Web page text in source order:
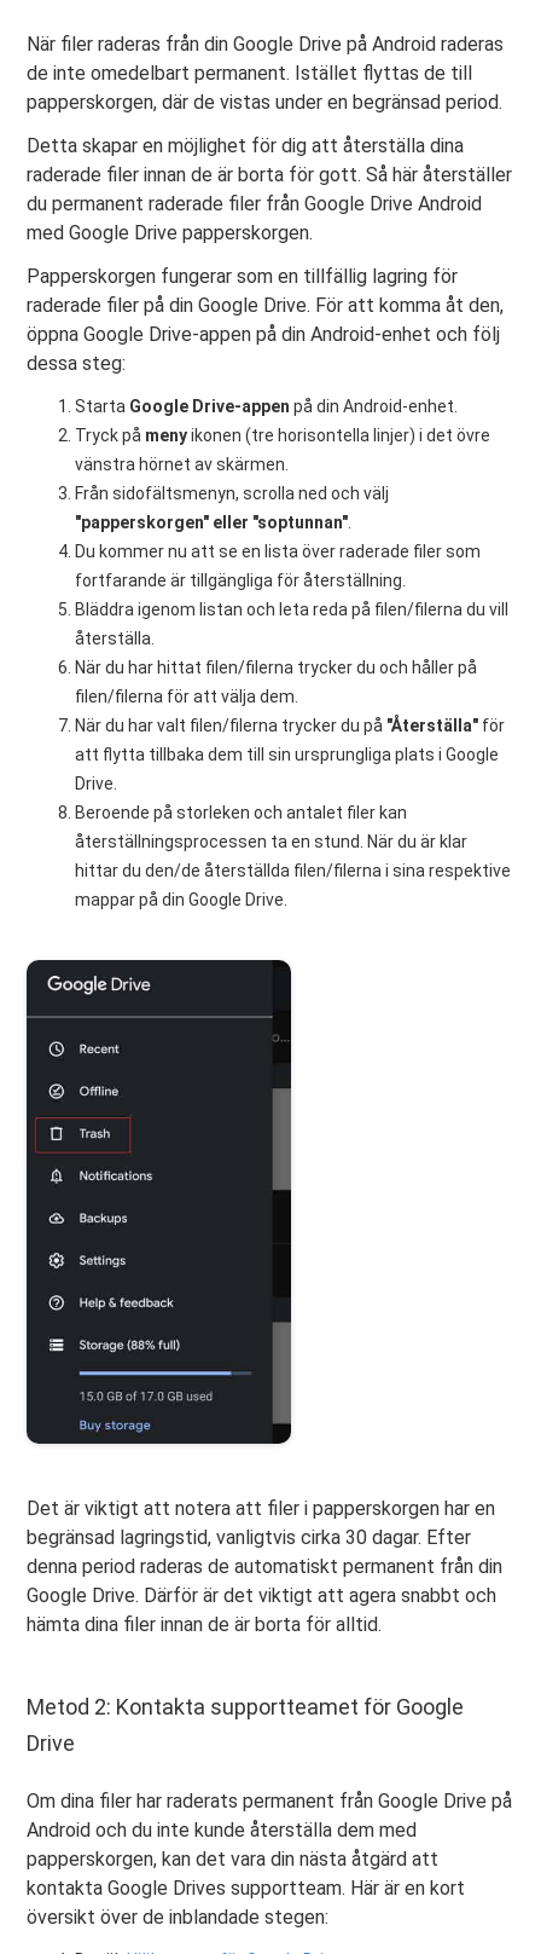
När filer raderas från din Google Drive på Android raderas
de inte omedelbart permanent. Istället flyttas de till
papperskorgen, där de vistas under en begränsad period.
Detta skapar en möjlighet för dig att återställa dina
raderade filer innan de är borta för gott. Så här återställer
du permanent raderade filer från Google Drive Android
med Google Drive papperskorgen.
Papperskorgen fungerar som en tillfällig lagring för
raderade filer på din Google Drive. För att komma åt den,
öppna Google Drive-appen på din Android-enhet och följ
dessa steg:
Starta Google Drive-appen på din Android-enhet.
Tryck på menyikonen (tre horisontella linjer) i det övre
vänstra hörnet av skärmen.
Från sidofältsmenyn, scrolla ned och välj
"papperskorgen" eller "soptunnan"
Du kommer nu att se en lista över raderade filer som
fortfarande är tillgängliga för återställning.
Bläddra igenom listan och leta reda på filen/filerna du vill
återställa.
När du har hittat filen/filerna trycker du och håller på
filen/filerna för att välja dem.
När du har valt filen/filerna trycker du på "Återställa" för
att flytta tillbaka dem till sin ursprungliga plats i Google
Drive.
Beroende på storleken och antalet filer kan
återställningsprocessen ta en stund. När du är klar
hittar du den/de återställda filen/filerna i sina respektive
mappar på din Google Drive.
Det är viktigt att notera att filer i papperskorgen har en
begränsad lagringstid, vanligtvis cirka 30 dagar. Efter
denna period raderas de automatiskt permanent från din
Google Drive. Därför är det viktigt att agera snabbt och
hämta dina filer innan de är borta för alltid.
Metod 2: Kontakta supportteamet för Google
Drive
Om dina filer har raderats permanent från Google Drive på
Android och du inte kunde återställa dem med
papperskorgen, kan det vara din nästa åtgärd att
kontakta Google Drives supportteam. Här är en kort
översikt över de inblandade stegen: